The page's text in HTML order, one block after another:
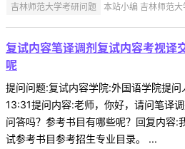
吉林师范大学考研问题 本站小编 吉林师范
复试内容笔译调剂复试内容考视译
呢
提问问题:复试内容学院:外国语学院提
13:31提问内容:老师，你好，请问笔译
问答吗？参考书目有哪些呢？回复内容:
试参考书目参考招生专业目录。 ...